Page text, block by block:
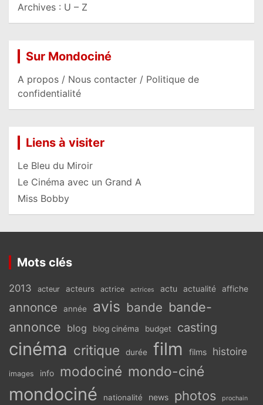
Archives : U – Z
Sur Mondociné
A propos / Nous contacter / Politique de
confidentialité
Liens à visiter
Le Bleu du Miroir
Le Cinéma avec un Grand A
Miss Bobby
Mots clés
2013 acteur acteurs actrice actrices actu actualité affiche
annonce année avis bande bande-
annonce blog blog cinéma budget casting
cinéma critique durée film films histoire
images info modociné mondo-ciné
mondociné nationalité news photos prochain